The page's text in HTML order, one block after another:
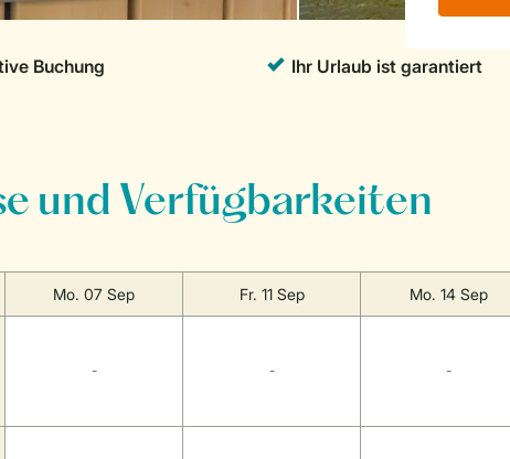
und Verfügbarkeiten
Mo. 07 Sep Fr. 11 Sep Mo. 14 Sep
- - -